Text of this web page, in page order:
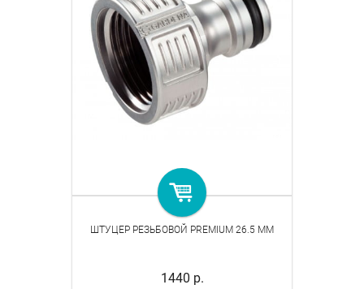
ШТУЦЕР РЕЗЬБОВОЙ PREMIUM 26.5 ММ
1440 р.